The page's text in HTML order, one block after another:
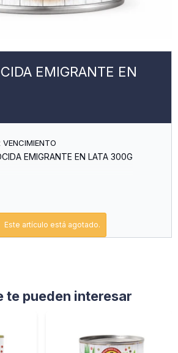
EMIGRANTE EN
VENCIMIENTO
EMIGRANTE EN LATA 300G
Este artículo está agotado.
te pueden interesar